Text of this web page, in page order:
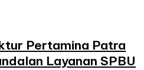
Pertamina Patra
Layanan SPBU